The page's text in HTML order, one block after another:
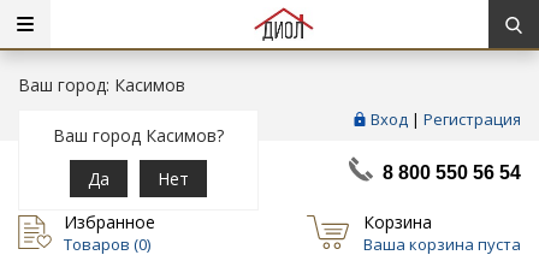
Ваш город: Касимов
Ваш город Касимов?
Да
Нет
Вход | Регистрация
8 800 550 56 54
Избранное
Товаров (0)
Корзина
Ваша корзина пуста